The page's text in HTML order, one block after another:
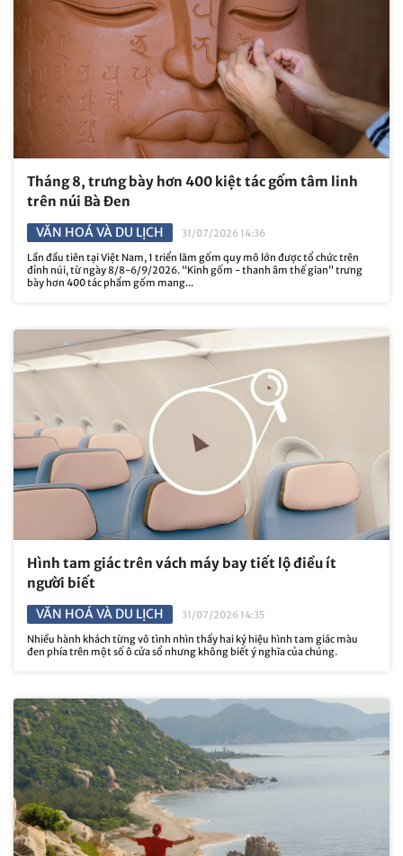
Tháng 8, trưng bày hơn 400 kiệt tác gốm tâm linh
trên núi Bà Đen
VĂN HOÁ VÀ DU LỊCH
31/07/2026 14:36
Lần đầu tiên tại Việt Nam, 1 triển lãm gốm quy mô lớn được tổ chức trên
đỉnh núi, từ ngày 8/8-6/9/2026. “Kinh gốm - thanh âm thế gian” trưng
bày hơn 400 tác phẩm gốm mang...
Hình tam giác trên vách máy bay tiết lộ điều ít
người biết
VĂN HOÁ VÀ DU LỊCH
31/07/2026 14:35
Nhiều hành khách từng vô tình nhìn thấy hai ký hiệu hình tam giác màu
đen phía trên một số ô cửa sổ nhưng không biết ý nghĩa của chúng.